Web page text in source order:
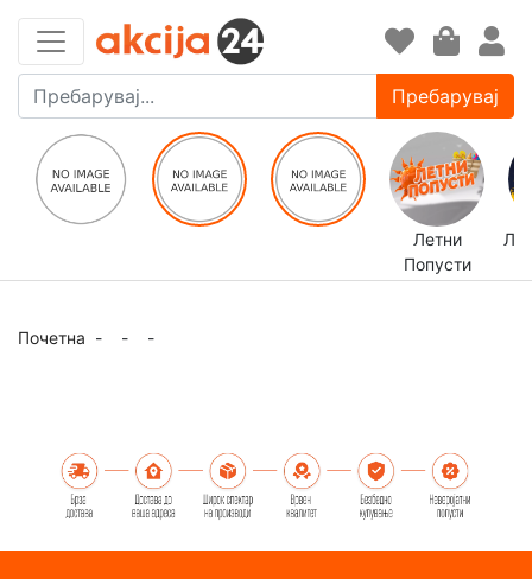
Пребарувај
Летни
Попусти
Почетна - - -